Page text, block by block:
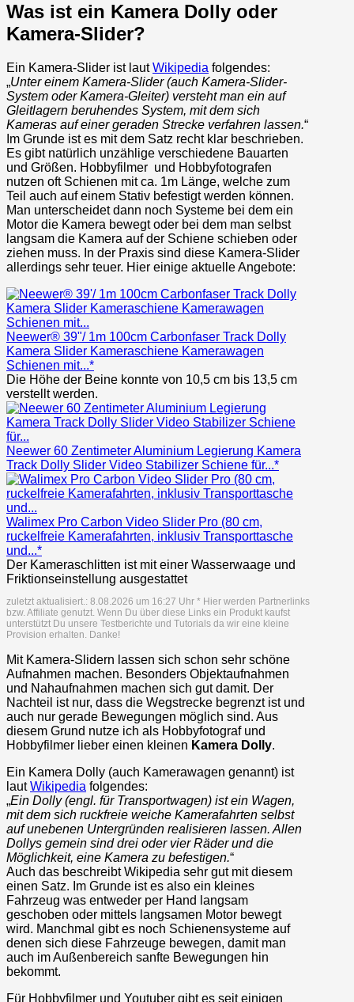
Was ist ein Kamera Dolly oder
Kamera-Slider?
Ein Kamera-Slider ist lautWikipedia folgendes:
„Unter einem Kamera-Slider (auch Kamera-Slider-
System oder Kamera-Gleiter) versteht man ein auf
Gleitlagern beruhendes System, mit dem sich
Kameras auf einer geraden Strecke verfahren lassen.“
Im Grunde ist es mit dem Satz recht klar beschrieben.
Es gibt natürlich unzählige verschiedene Bauarten
und Größen. Hobbyfilmer und Hobbyfotografen
nutzen oft Schienen mit ca. 1m Länge, welche zum
Teil auch auf einem Stativ befestigt werden können.
Man unterscheidet dann noch Systeme bei dem ein
Motor die Kamera bewegt oder bei dem man selbst
langsam die Kamera auf der Schiene schieben oder
ziehen muss. In der Praxis sind diese Kamera-Slider
allerdings sehr teuer. Hier einige aktuelle Angebote:
Neewer® 39"/ 1m 100cm Carbonfaser Track Dolly
Kamera Slider Kameraschiene Kamerawagen
Schienen mit...*
Die Höhe der Beine konnte von 10,5 cm bis 13,5 cm
verstellt werden.
Neewer 60 Zentimeter Aluminium Legierung Kamera
Track Dolly Slider Video Stabilizer Schiene für...*
Walimex Pro Carbon Video Slider Pro (80 cm,
ruckelfreie Kamerafahrten, inklusiv Transporttasche
und...*
Der Kameraschlitten ist mit einer Wasserwaage und
Friktionseinstellung ausgestattet
zuletzt aktualisiert.: 8.08.2026 um 16:27 Uhr * Hier werden Partnerlinks
bzw. Affiliate genutzt. Wenn Du über diese Links ein Produkt kaufst
unterstützt Du unsere Testberichte und Tutorials da wir eine kleine
Provision erhalten. Danke!
Mit Kamera-Slidern lassen sich schon sehr schöne
Aufnahmen machen. Besonders Objektaufnahmen
und Nahaufnahmen machen sich gut damit. Der
Nachteil ist nur, dass die Wegstrecke begrenzt ist und
auch nur gerade Bewegungen möglich sind. Aus
diesem Grund nutze ich als Hobbyfotograf und
Hobbyfilmer lieber einen kleinen Kamera Dolly.
Ein Kamera Dolly (auch Kamerawagen genannt) ist
lautWikipedia folgendes:
„Ein Dolly (engl. für Transportwagen) ist ein Wagen,
mit dem sich ruckfreie weiche Kamerafahrten selbst
auf unebenen Untergründen realisieren lassen. Allen
Dollys gemein sind drei oder vier Räder und die
Möglichkeit, eine Kamera zu befestigen.“
Auch das beschreibt Wikipedia sehr gut mit diesem
einen Satz. Im Grunde ist es also ein kleines
Fahrzeug was entweder per Hand langsam
geschoben oder mittels langsamen Motor bewegt
wird. Manchmal gibt es noch Schienensysteme auf
denen sich diese Fahrzeuge bewegen, damit man
auch im Außenbereich sanfte Bewegungen hin
bekommt.
Für Hobbyfilmer und Youtuber gibt es seit einigen